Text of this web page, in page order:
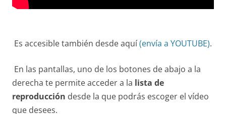
Es accesible también desde aquí(envía a YOUTUBE).
En las pantallas, uno de los botones de abajo a la
derecha te permite acceder a la lista de
reproducción desde la que podrás escoger el vídeo
que desees.